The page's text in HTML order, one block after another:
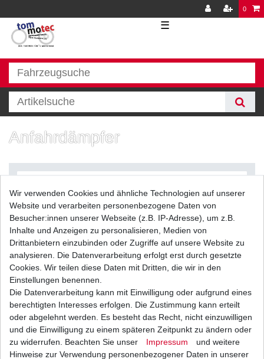
0
☰
Anfahrdämpfer
Filter
Anfahrdämpfer Yamaha XT 600 H E K N Z 1987 -
2003 Antriebsruckdämpfer
UVP 31,84 € 25,99 € *
1 Satz | 25,99 € / Satz
inkl. ges. MwSt. zzgl.
Wir verwenden Cookies und ähnliche Technologien auf unserer
Website und verarbeiten personenbezogene Daten von
Besucher:innen unserer Webseite (z.B. IP-Adresse), um z.B.
Inhalte und Anzeigen zu personalisieren, Medien von
Drittanbietern einzubinden oder Zugriffe auf unsere Website zu
analysieren. Die Datenverarbeitung erfolgt erst durch gesetzte
Cookies. Wir teilen diese Daten mit Dritten, die wir in den
Einstellungen benennen.
Die Datenverarbeitung kann mit Einwilligung oder aufgrund eines
berechtigten Interesses erfolgen. Die Zustimmung kann erteilt
oder abgelehnt werden. Es besteht das Recht, nicht einzuwilligen
und die Einwilligung zu einem späteren Zeitpunkt zu ändern oder
zu widerrufen. Beachten Sie unser
Impressum
und weitere
Hinweise zur Verwendung personenbezogener Daten in unserer